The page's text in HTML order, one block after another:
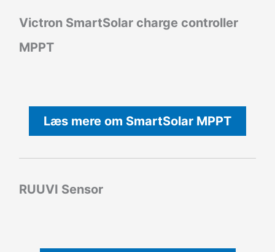
Victron SmartSolar charge controller
MPPT
Læs mere om SmartSolar MPPT
RUUVI Sensor